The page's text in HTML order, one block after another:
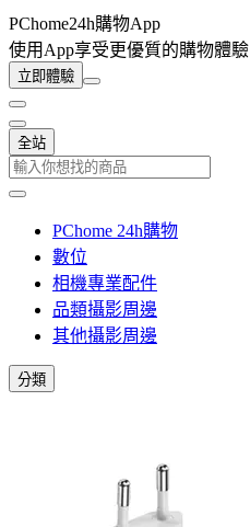
PChome24h購物App
使用App享受更優質的購物體驗
立即體驗
全站
PChome 24h購物
數位
相機專業配件
品類攝影周邊
其他攝影周邊
分類